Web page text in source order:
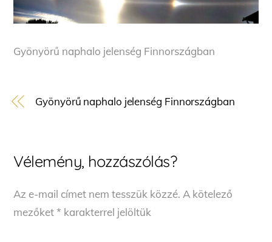
Gyönyörű naphalo jelenség Finnországban
Gyönyörű naphalo jelenség Finnországban
Vélemény, hozzászólás?
Az e-mail címet nem tesszük közzé. A kötelező
mezőket* karakterrel jelöltük